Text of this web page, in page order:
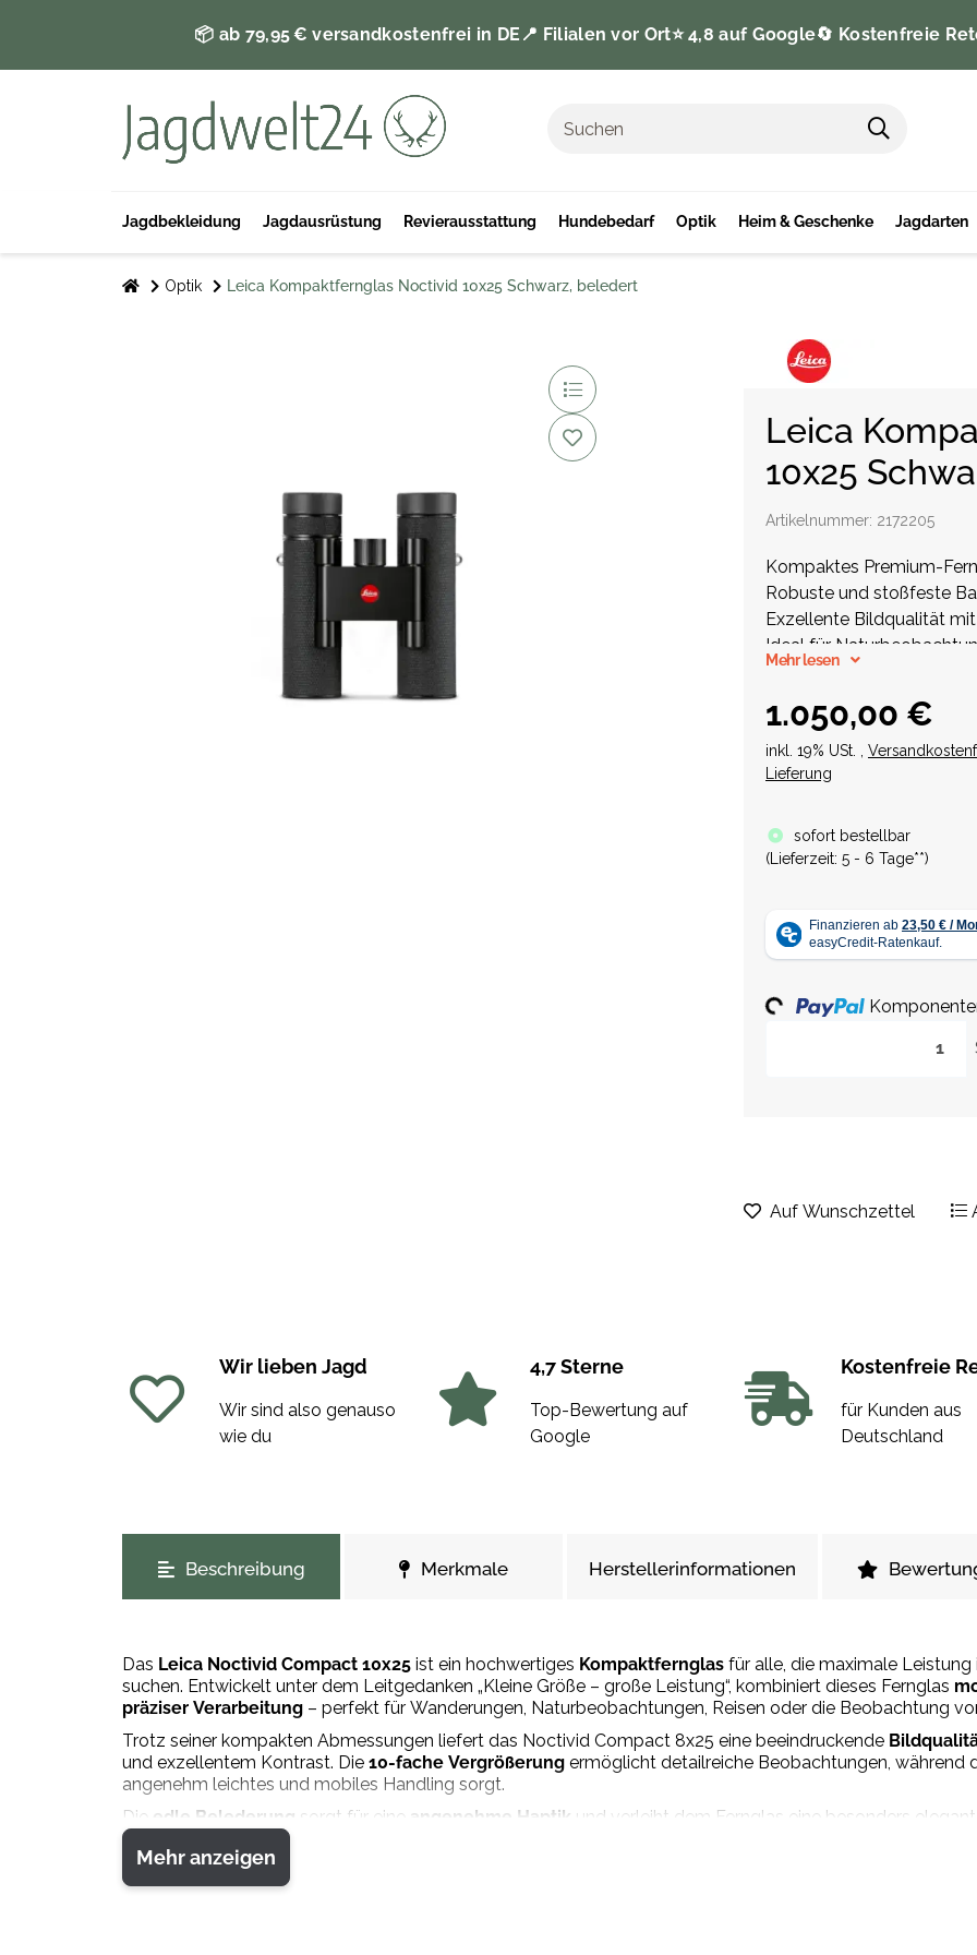
📦 ab 79,95 € versandkostenfrei in DE 📍 Filialen vor Ort⭐️ 4,8 auf Google🔄 Kostenfreie
Jagdbekleidung Jagdausrüstung Revierausstattung Hundebedarf Optik Heim & Geschenke Jagdarten
Optik Leica Kompaktfernglas Noctivid 10x25 Schwarz, beledert
Leica
10x25
Artikelnummer: 2172205
Kompaktes Premium-
Robuste und stoßfeste
Exzellente Bildqualität
Ideal für
Mehr lesen
1.050,00 €
inkl. 19% USt. ,
Lieferung
sofort bestellbar
( Lieferzeit: 5 - 6 Tage**)
Loading...
Auf Wunschzettel
Wir lieben Jagd
Wir sind also genauso
wie du
4,7 Sterne
Top-Bewertung auf
Google
Kostenfreie
für Kunden aus
Deutschland
Beschreibung Merkmale Herstellerinformationen
Das Leica Noctivid Compact 10x25 ist ein hochwertiges Kompaktfernglas für alle, die maximale
suchen. Entwickelt unter dem Leitgedanken „Kleine Größe – große Leistung“, kombiniert dieses Fernglas
präziser Verarbeitung – perfekt für Wanderungen, Naturbeobachtungen, Reisen oder die Beobachtung
Trotz seiner kompakten Abmessungen liefert das Noctivid Compact 8x25 eine beeindruckende
und exzellentem Kontrast. Die 10-fache Vergrößerung ermöglicht detailreiche Beobachtungen, während
angenehm leichtes und mobiles Handling sorgt.
Die edle Belederung sorgt für eine angenehme Haptik und verleiht dem Fernglas eine besonders
Noctivid Compact 10x25 durch seine kompakte Bauweise und das geringe Gewicht, wodurch es bequem
jederzeit schnell einsatzbereit ist.
Das Leica Noctivid Compact 10x25 eignet sich ideal für alle, die unterwegs nicht auf optische
Mehr anzeigen